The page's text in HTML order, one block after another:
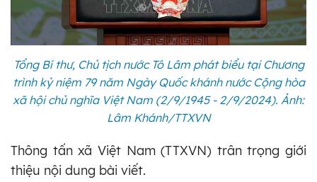
Tổng Bí thư, Chủ tịch nước Tô Lâm phát biểu tại Chương
trình kỷ niệm 79 năm Ngày Quốc khánh nước Cộng hòa
xã hội chủ nghĩa Việt Nam (2/9/1945 - 2/9/2024). Ảnh:
Lâm Khánh/TTXVN
Thông tấn xã Việt Nam (TTXVN) trân trọng giới
thiệu nội dung bài viết.